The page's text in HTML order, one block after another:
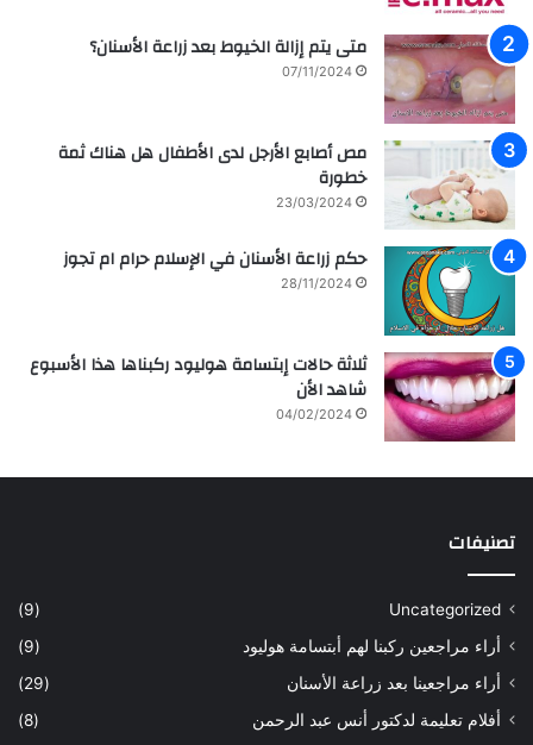
متى يتم إزالة الخيوط بعد زراعة الأسنان؟
07/11/2024
مص أصابع الأرجل لدى الأطفال هل هناك ثمة
خطورة
23/03/2024
حكم زراعة الأسنان في الإسلام حرام ام تجوز
28/11/2024
ثلاثة حالات إبتسامة هوليود ركبناها هذا الأسبوع
شاهد الأن
04/02/2024
تصنيفات
Uncategorized
(9)
أراء مراجعين ركبنا لهم أبتسامة هوليود
(9)
أراء مراجعينا بعد زراعة الأسنان
(29)
أفلام تعليمة لدكتور أنس عبد الرحمن
(8)